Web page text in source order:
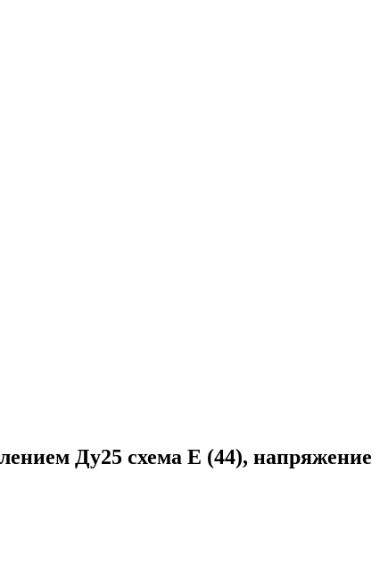
Ду25 схема E (44), напряжение